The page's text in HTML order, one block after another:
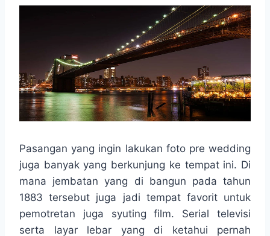
Pasangan yang ingin lakukan foto pre wedding
juga banyak yang berkunjung ke tempat ini. Di
mana jembatan yang di bangun pada tahun
1883 tersebut juga jadi tempat favorit untuk
pemotretan juga syuting film. Serial televisi
serta layar lebar yang di ketahui pernah